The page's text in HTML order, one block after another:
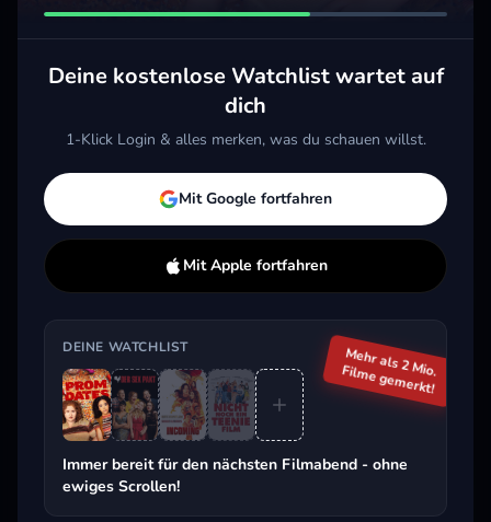
Der Sex Pakt
Merken
Mehr
Senior Year
Merken
Mehr
Aktuell im Trend
Beliebt beim Streaming
Deine kostenlose Watchlist wartet auf
dich
1-Klick Login & alles merken, was du schauen willst.
Mit Google fortfahren
Mit Apple fortfahren
DEINE WATCHLIST
Immer bereit für den nächsten Filmabend - ohne
ewiges Scrollen!
Mehr als 2 Mio.
Filme gemerkt!